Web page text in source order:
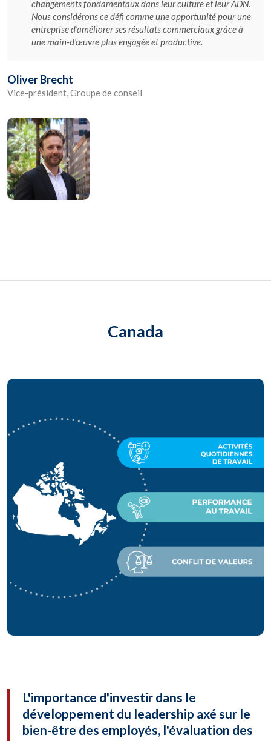
changements fondamentaux dans leur culture et leur ADN.
Nous considérons ce défi comme une opportunité pour une
entreprise d’améliorer ses résultats commerciaux grâce à
une main-d'œuvre plus engagée et productive.
Oliver Brecht
Vice-président, Groupe de conseil
Canada
L'importance d'investir dans le
développement du leadership axé sur le
bien-être des employés, l'évaluation des